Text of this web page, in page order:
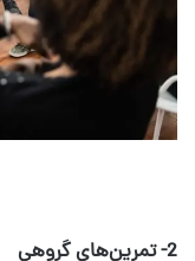
2- تمرین‌های گروهی